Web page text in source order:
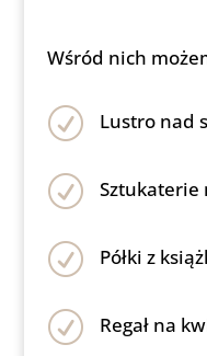
Wśród nich
R Lustro nad
R Sztukaterie
R Półki z
R Regał na